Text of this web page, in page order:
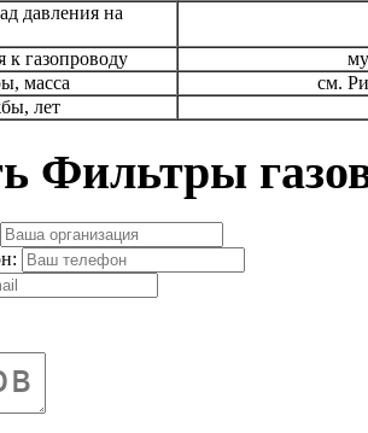
давления на
газопроводу
масса
см.
лет
Фильтры